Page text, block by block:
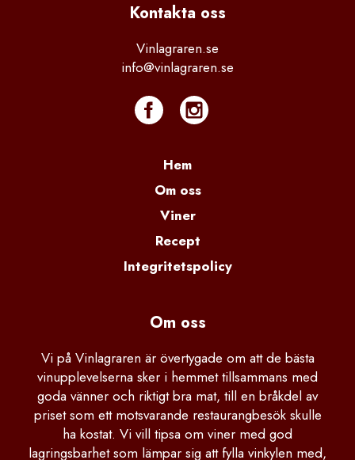
Kontakta oss
Vinlagraren.se
info@vinlagraren.se
Hem
Om oss
Viner
Recept
Integritetspolicy
Om oss
Vi på Vinlagraren är övertygade om att de bästa
vinupplevelserna sker i hemmet tillsammans med
goda vänner och riktigt bra mat, till en bråkdel av
priset som ett motsvarande restaurangbesök skulle
ha kostat. Vi vill tipsa om viner med god
lagringsbarhet som lämpar sig att fylla vinkylen med,